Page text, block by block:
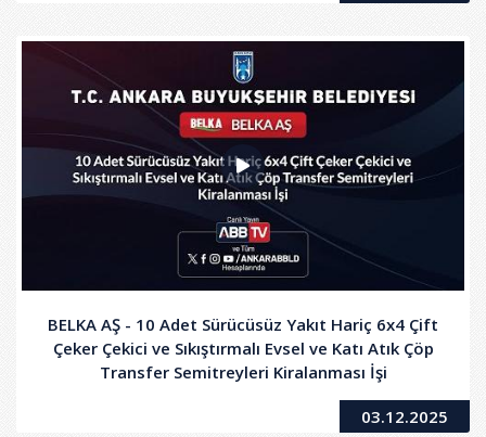
BELKA AŞ - 10 Adet Sürücüsüz Yakıt Hariç 6x4 Çift
Çeker Çekici ve Sıkıştırmalı Evsel ve Katı Atık Çöp
Transfer Semitreyleri Kiralanması İşi
03.12.2025